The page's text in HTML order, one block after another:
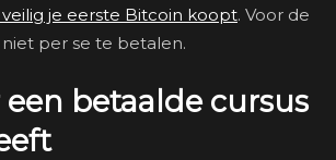
je eerste Bitcoin koopt. Voor de
niet per se te betalen.
betaalde cursus